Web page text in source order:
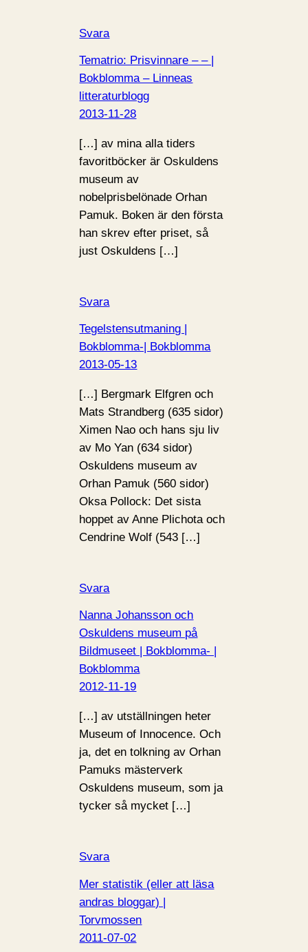
Svara
Tematrio: Prisvinnare – – |
Bokblomma – Linneas
litteraturblogg
2013-11-28
[…] av mina alla tiders
favoritböcker är Oskuldens
museum av
nobelprisbelönade Orhan
Pamuk. Boken är den första
han skrev efter priset, så
just Oskuldens […]
Svara
Tegelstensutmaning |
Bokblomma-| Bokblomma
2013-05-13
[…] Bergmark Elfgren och
Mats Strandberg (635 sidor)
Ximen Nao och hans sju liv
av Mo Yan (634 sidor)
Oskuldens museum av
Orhan Pamuk (560 sidor)
Oksa Pollock: Det sista
hoppet av Anne Plichota och
Cendrine Wolf (543 […]
Svara
Nanna Johansson och
Oskuldens museum på
Bildmuseet | Bokblomma- |
Bokblomma
2012-11-19
[…] av utställningen heter
Museum of Innocence. Och
ja, det en tolkning av Orhan
Pamuks mästerverk
Oskuldens museum, som ja
tycker så mycket […]
Svara
Mer statistik (eller att läsa
andras bloggar) |
Torvmossen
2011-07-02